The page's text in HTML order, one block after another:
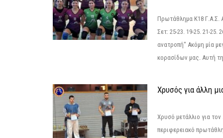
Πρωτάθλημα Κ18 Γ.Α.Σ.
Σετ: 25-23. 19-25. 21-25.
ανατροπή" Ακόμη μία
κορασίδων μας. Αυτή
Χρυσός για άλλη
Χρυσό μετάλλιο για
περιφερειακό